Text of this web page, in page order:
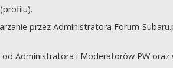
przez Administratora Forum-
Administratora i Moderatorów PW